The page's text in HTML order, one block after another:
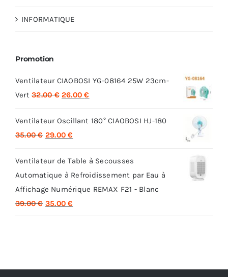
INFORMATIQUE
Promotion
Ventilateur CIAOBOSI YG-08164 25W 23cm-
Vert 32.00€ Le
initial
était :
26.00€
actuel
Ventilateur Oscillant 180° CIAOBOSI HJ-180
35.00€ Le
initial
était :
35.00 €.
29.00€
actuel
est :
29.00 €.
Ventilateur de Table à Secousses
Automatique à Refroidissement par Eau à
Affichage Numérique REMAX F21 - Blanc
39.00€ Le
35.00€